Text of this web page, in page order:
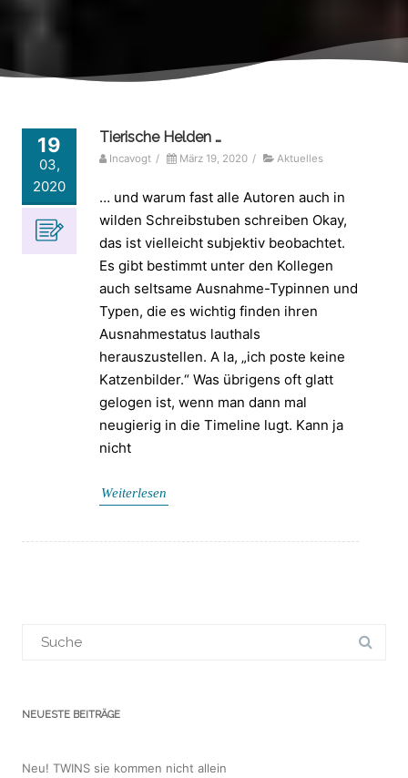
19
03,
2020
Tierische Helden …
Incavogt / März 19, 2020 / Aktuelles
… und warum fast alle Autoren auch in
wilden Schreibstuben schreiben Okay,
das ist vielleicht subjektiv beobachtet.
Es gibt bestimmt unter den Kollegen
auch seltsame Ausnahme-Typinnen und
Typen, die es wichtig finden ihren
Ausnahmestatus lauthals
herauszustellen. A la, „ich poste keine
Katzenbilder.“ Was übrigens oft glatt
gelogen ist, wenn man dann mal
neugierig in die Timeline lugt. Kann ja
nicht
Weiterlesen
für:
NEUESTE BEITRÄGE
Neu! TWINS sie kommen nicht allein